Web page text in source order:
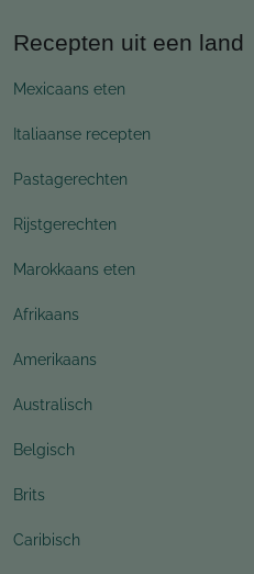
Recepten uit een land
Mexicaans eten
Italiaanse recepten
Pastagerechten
Rijstgerechten
Marokkaans eten
Afrikaans
Amerikaans
Australisch
Belgisch
Brits
Caribisch